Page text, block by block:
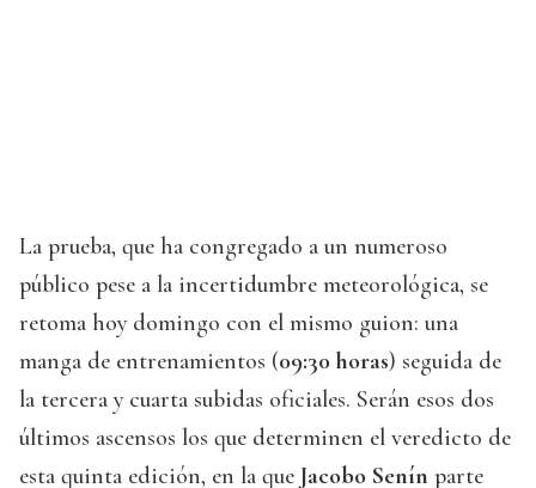
La prueba, que ha congregado a un numeroso
público pese a la incertidumbre meteorológica, se
retoma hoy domingo con el mismo guion: una
manga de entrenamientos (09:30 horas) seguida de
la tercera y cuarta subidas oficiales. Serán esos dos
últimos ascensos los que determinen el veredicto de
esta quinta edición, en la que Jacobo Senín parte